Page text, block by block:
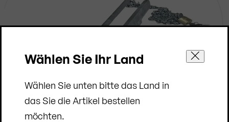
Wählen Sie Ihr Land
Wählen Sie unten bitte das Land in
das Sie die Artikel bestellen
möchten.